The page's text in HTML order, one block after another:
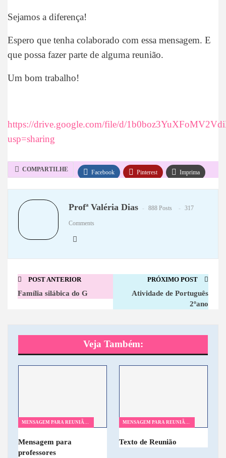
Sejamos a diferença!
Espero que tenha colaborado com essa mensagem. E
que possa fazer parte de alguma reunião.
Um bom trabalho!
https://drive.google.com/file/d/
usp=sharing
COMPARTILHE Facebook Pinterest Imprima
Profª Valéria Dias 888 Posts 317
Comments
POST ANTERIOR
Família silábica do G
PRÓXIMO POST
Atividade de Português
2ºano
Veja Também:
MENSAGEM PARA REUNIÃO DE PAIS
Mensagem para
professores
MENSAGEM PARA REUNIÃO DE PAIS
Texto de Reunião